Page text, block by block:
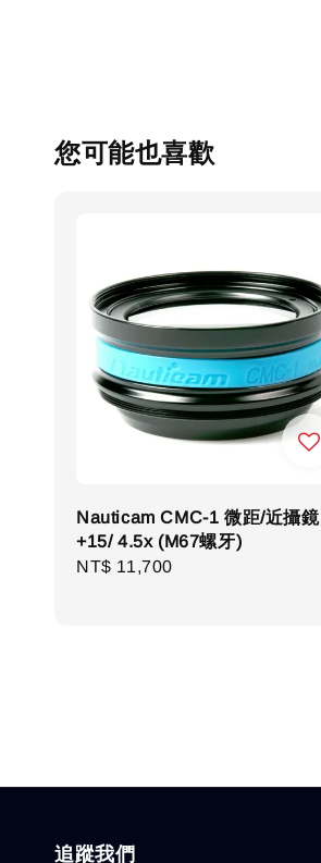
您可能也喜歡
Nauticam CMC-1 微距/近攝鏡
+15/ 4.5x (M67螺牙)
Regular
NT$ 11,700
追蹤我們